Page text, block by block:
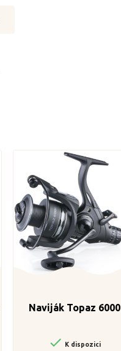
Naviják Topaz 6000
 K dispozici